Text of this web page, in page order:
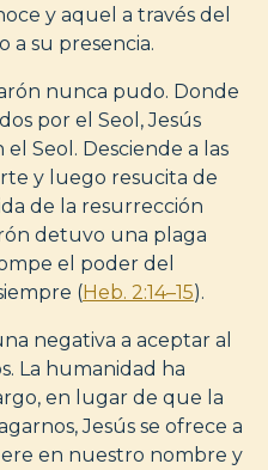
y aquel a través del
a su presencia.
nunca pudo. Donde
por el Seol, Jesús
Seol. Desciende a las
y luego resucita de
de la resurrección
detuvo una plaga
el poder del
(Heb. 2:14–15).
negativa a aceptar al
La humanidad ha
en lugar de que la
Jesús se ofrece a
en nuestro nombre y